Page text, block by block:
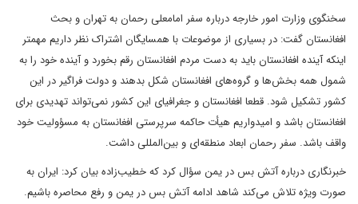
سخنگوی وزارت امور خارجه درباره سفر امامعلی رحمان به تهران و بحث
افغانستان گفت: در بسیاری از موضوعات با همسایگان اشتراک نظر داریم مهمتر
اینکه آینده افغانستان باید به دست مردم افغانستان رقم بخورد و آینده خود را به
شمول همه بخش‌ها و گروه‌‌های افغانستان شکل بدهند و دولت فراگیر در این
کشور تشکیل شود. قطعا افغانستان و جغرافیای این کشور نمی‌تواند تهدیدی برای
افغانستان باشد و امیدواریم هیأت حاکمه سرپرستی افغانستان به مسؤولیت خود
واقف باشد. سفر رحمان ابعاد منطقه‌ای و بین‌المللی داشت.
خبرنگاری درباره آتش بس در یمن سؤال کرد که خطیب‌زاده بیان کرد: ایران به
صورت ویژه تلاش می‌کند شاهد ادامه آتش بس در یمن و رفع محاصره باشیم.